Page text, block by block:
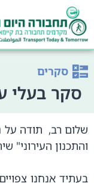
סקרים
סקר בעלי
שלום רב, תודה על
והתכנון העירוני" שיתקיים ב-9
בעתיד אנחנו